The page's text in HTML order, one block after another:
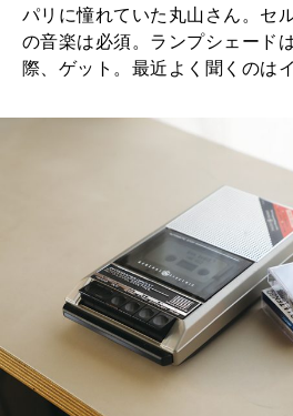
パリに憧れていた丸山さん。セ
の音楽は必須。ランプシェード
際、ゲット。最近よく聞くのは